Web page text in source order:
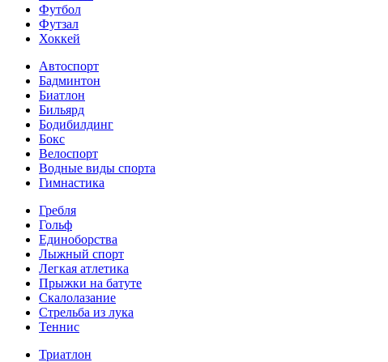
Футбол
Футзал
Хоккей
Автоспорт
Бадминтон
Биатлон
Бильярд
Бодибилдинг
Бокс
Велоспорт
Водные виды спорта
Гимнастика
Гребля
Гольф
Единоборства
Лыжный спорт
Легкая атлетика
Прыжки на батуте
Скалолазание
Стрельба из лука
Теннис
Триатлон